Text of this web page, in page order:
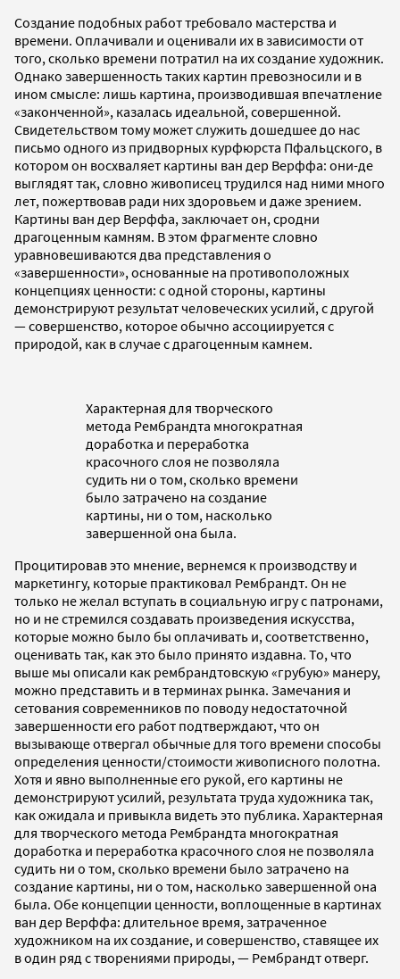
Создание подобных работ требовало мастерства и
времени. Оплачивали и оценивали их в зависимости от
того, сколько времени потратил на их создание художник.
Однако завершенность таких картин превозносили и в
ином смысле: лишь картина, производившая впечатление
«законченной», казалась идеальной, совершенной.
Свидетельством тому может служить дошедшее до нас
письмо одного из придворных курфюрста Пфальцского, в
котором он восхваляет картины ван дер Верффа: они-де
выглядят так, словно живописец трудился над ними много
лет, пожертвовав ради них здоровьем и даже зрением.
Картины ван дер Верффа, заключает он, сродни
драгоценным камням. В этом фрагменте словно
уравновешиваются два представления о
«завершенности», основанные на противоположных
концепциях ценности: с одной стороны, картины
демонстрируют результат человеческих усилий, с другой
— совершенство, которое обычно ассоциируется с
природой, как в случае с драгоценным камнем.
Характерная для творческого
метода Рембрандта многократная
доработка и переработка
красочного слоя не позволяла
судить ни о том, сколько времени
было затрачено на создание
картины, ни о том, насколько
завершенной она была.
Процитировав это мнение, вернемся к производству и
маркетингу, которые практиковал Рембрандт. Он не
только не желал вступать в социальную игру с патронами,
но и не стремился создавать произведения искусства,
которые можно было бы оплачивать и, соответственно,
оценивать так, как это было принято издавна. То, что
выше мы описали как рембрандтовскую «грубую» манеру,
можно представить и в терминах рынка. Замечания и
сетования современников по поводу недостаточной
завершенности его работ подтверждают, что он
вызывающе отвергал обычные для того времени способы
определения ценности/стоимости живописного полотна.
Хотя и явно выполненные его рукой, его картины не
демонстрируют усилий, результата труда художника так,
как ожидала и привыкла видеть это публика. Характерная
для творческого метода Рембрандта многократная
доработка и переработка красочного слоя не позволяла
судить ни о том, сколько времени было затрачено на
создание картины, ни о том, насколько завершенной она
была. Обе концепции ценности, воплощенные в картинах
ван дер Верффа: длительное время, затраченное
художником на их создание, и совершенство, ставящее их
в один ряд с творениями природы, — Рембрандт отверг.